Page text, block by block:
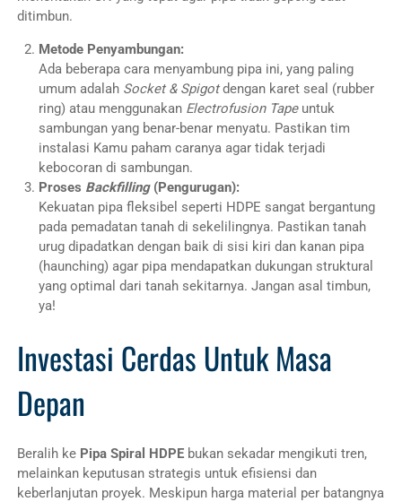
ditimbun.
Metode Penyambungan:
Ada beberapa cara menyambung pipa ini, yang paling
umum adalah Socket & Spigotdengan karet seal (rubber
ring) atau menggunakan Electrofusion Tapeuntuk
sambungan yang benar-benar menyatu. Pastikan tim
instalasi Kamu paham caranya agar tidak terjadi
kebocoran di sambungan.
Proses Backfilling(Pengurugan):
Kekuatan pipa fleksibel seperti HDPE sangat bergantung
pada pemadatan tanah di sekelilingnya. Pastikan tanah
urug dipadatkan dengan baik di sisi kiri dan kanan pipa
(haunching) agar pipa mendapatkan dukungan struktural
yang optimal dari tanah sekitarnya. Jangan asal timbun,
ya!
Investasi Cerdas Untuk Masa
Depan
Beralih ke Pipa Spiral HDPEbukan sekadar mengikuti tren,
melainkan keputusan strategis untuk efisiensi dan
keberlanjutan proyek. Meskipun harga material per batangnya